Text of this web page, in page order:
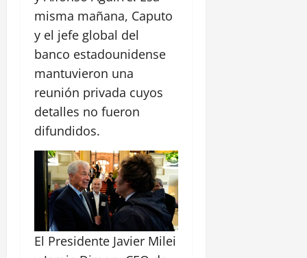
misma mañana, Caputo
y el jefe global del
banco estadounidense
mantuvieron una
reunión privada cuyos
detalles no fueron
difundidos.
El Presidente Javier Milei